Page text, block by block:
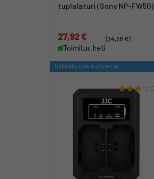
tuplalaturi (Sony NP-FW50)
27,92 €
(34,90 €)
Toimitus heti
Katsottu usein yhdessä